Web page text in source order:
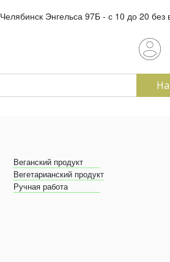
Челябинск Энгельса 97Б - с 10 до 20 без
Веганский продукт
Вегетарианский продукт
Ручная работа